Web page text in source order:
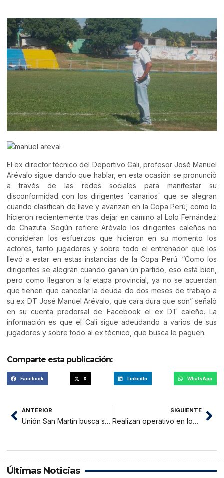
El ex director técnico del Deportivo Cali, profesor José Manuel
Arévalo sigue dando que hablar, en esta ocasión se pronunció
a través de las redes sociales para manifestar su
disconformidad con los dirigentes ´canarios´ que se alegran
cuando clasifican de llave y avanzan en la Copa Perú, como lo
hicieron recientemente tras dejar en camino al Lolo Fernández
de Chazuta. Según refiere Arévalo los dirigentes caleños no
consideran los esfuerzos que hicieron en su momento los
actores, tanto jugadores y sobre todo el entrenador que los
llevó a estar en estas instancias de la Copa Perú. “Como los
dirigentes se alegran cuando ganan un partido, eso está bien,
pero como llegaron a la etapa provincial, ya no se acuerdan
que tienen que cancelar la deuda de dos meses de trabajo a
su ex DT José Manuel Arévalo, que cara dura que son” señaló
en su cuenta predorsal de Facebook el ex DT caleño. La
información es que el Cali sigue adeudando a varios de sus
jugadores y sobre todo al ex técnico, que busca le paguen.
Comparte esta publicación:
Facebook X LinkedIn WhatsApp
ANTERIOR
Unión San Martín busca su clasificación en San Antonio
SIGUIENTE
Realizan operativo en locales dedicados a venta de motos
Últimas Noticias